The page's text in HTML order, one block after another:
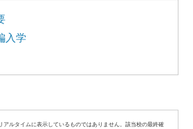
入学
ルタイムに表示しているものではありません。該当校の最終確